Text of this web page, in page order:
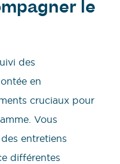
le
des
en
cruciaux pour
Vous
entretiens
différentes